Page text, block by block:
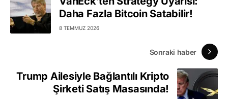
Daha Fazla Bitcoin Satabilir!
8 TEMMUZ 2026
Sonraki haber
Trump Ailesiyle Bağlantılı Kripto
Şirketi Satış Masasında!